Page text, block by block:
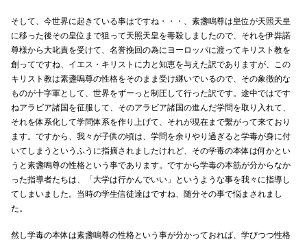
そして、今世界に起きている事はですね・・・、素盞嗚尊は皇位が天照天皇
に移った後その皇位まで狙って天照天皇を毒殺しましたので、それを伊弉諾
尊様から大叱責を受けて、名誉挽回の為にヨーロッパに渡ってキリスト教を
創ってですね、イエス・キリストに力と知恵を与えた訳でありますが、この
キリスト教は素盞嗚尊の性格をそのまま受け継いでいるので、その象徴的な
ものが十字軍として、世界をずーっと制圧して行った訳です。途中ではです
ねアラビア諸国を征服して、そのアラビア諸国の進んだ学問を取り入れて、
それを体系化して学問体系を作り上げて、それが現在まで繫がって来ており
ます。ですから、我々が子供の頃は、学問を余りやり過ぎると学毒が身に付
いてしまうというふうに指摘されましたけれど、その学毒の本体は何かとい
うと素盞嗚尊の性格という事であります。ですから学毒の本筋が分からなか
った指導者たちは、「大学は行かんでいい」というような事を我々に指導し
てしまいました。当時の学生信徒達はですね、随分その事で悩まされまし
た。
然し学毒の本体は素盞嗚尊の性格という事が分かっておれば、学びつつ性格